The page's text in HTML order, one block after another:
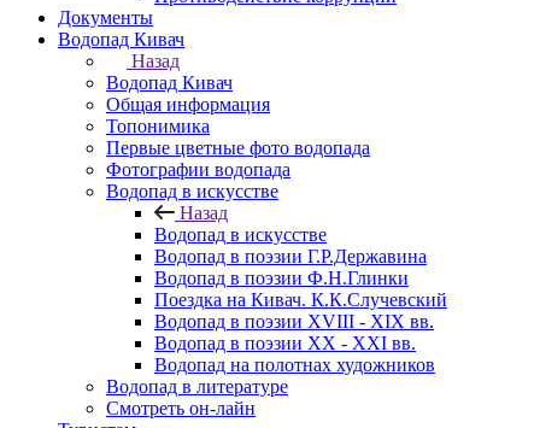
Документы
Водопад Кивач
Назад
Водопад Кивач
Общая информация
Топонимика
Первые цветные фото водопада
Фотографии водопада
Водопад в искусстве
Назад
Водопад в искусстве
Водопад в поэзии Г.Р.Державина
Водопад в поэзии Ф.Н.Глинки
Поездка на Кивач. К.К.Случевский
Водопад в поэзии XVIII - XIX вв.
Водопад в поэзии XX - XXI вв.
Водопад на полотнах художников
Водопад в литературе
Смотреть он-лайн